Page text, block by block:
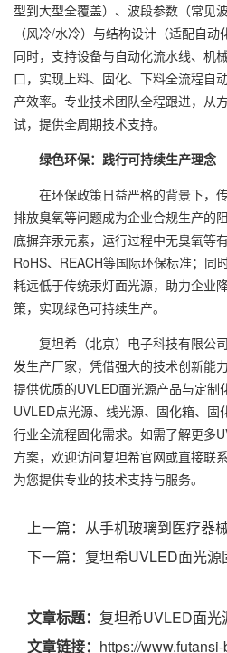
型到大型全覆盖）、波段参数（常见
（风冷/水冷）与结构设计（适配自动
同时，支持设备与自动化流水线、机
口，实现上料、固化、下料全流程自
产效率。专业技术团队全程跟进，从
试，提供全周期技术支持。
绿色环保：践行可持续生产理念
在环保政策日益严格的背景下，传
排放臭氧等问题成为企业合规生产的
底摒弃汞元素，运行过程中无臭氧等
RoHS、REACH等国际环保标准；同
耗远低于传统汞灯面光源，助力企业
策，实现绿色可持续生产。
复坦希（北京）电子科技有限公
发生产厂家，凭借强大的技术创新能
提供优质的UVLED面光源产品与定制
UVLED点光源、线光源、固化箱、固
行业全流程固化需求。如需了解更多
方案，欢迎访问复坦希官网或直接联系
为您提供专业的技术支持与服务。
上一篇： 从手机玻璃到医疗器械，
下一篇： 复坦希UVLED面光源固化机_
文章标题： 复坦希UVLED面光源：均匀高效
文章链接： https://www.futansi-